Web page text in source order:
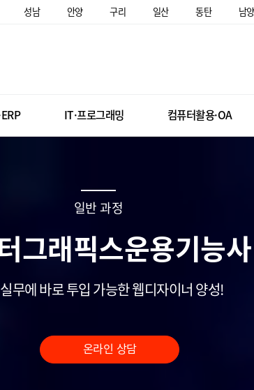
성남 안양 구리 일산 동탄 남
IT·프로그래밍 컴퓨터활용·OA
일반 과정
그래픽스운용기능사
무에 바로 투입 가능한 웹디자이너 양성!
온라인 상담